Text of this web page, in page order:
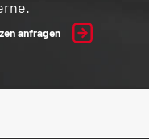
anfragen